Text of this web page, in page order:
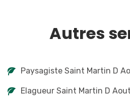
Autres
Paysagiste Saint Martin D
Elagueur Saint Martin D Aout